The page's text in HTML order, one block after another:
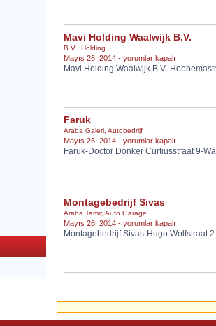
Mavi Holding Waalwijk B.V.
B.V. Holding
Mayıs 26, 2014 - Mavi
Holding
yorumlar kapalı
Mavi Holding Waalwijk B.V.-
Faruk
Araba Galeri Autobedrijf
Mayıs 26, 2014 - Faruk
için
yorumlar kapalı
Faruk-Doctor Donker Curtiusstraat 9-
Montagebedrijf Sivas
Araba Tamir, Auto Garage
Mayıs 26, 2014 - Montagebedrijf
Sivas
yorumlar kapalı
Montagebedrijf Sivas-Hugo Wolfstraat